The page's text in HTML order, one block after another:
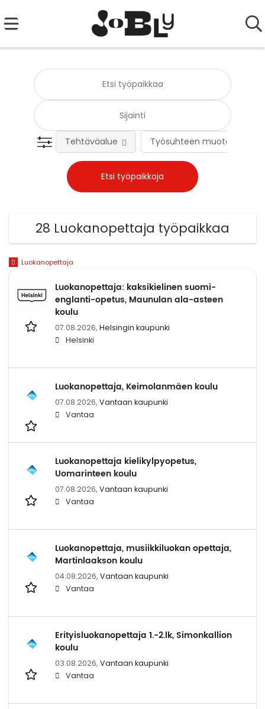
Työsuhteen muoto
Tehtäväalue
28 Luokanopettaja työpaikkaa
Luokanopettaja
Luokanopettaja: kaksikielinen suomi-
englanti-opetus, Maunulan ala-asteen
koulu
07.08.2026, Helsingin kaupunki
Helsinki
Luokanopettaja, Keimolanmäen koulu
07.08.2026, Vantaan kaupunki
Vantaa
Luokanopettaja kielikylpyopetus,
Uomarinteen koulu
07.08.2026, Vantaan kaupunki
Vantaa
Luokanopettaja, musiikkiluokan opettaja,
Martinlaakson koulu
04.08.2026, Vantaan kaupunki
Vantaa
Erityisluokanopettaja 1.-2.lk, Simonkallion
koulu
03.08.2026, Vantaan kaupunki
Vantaa